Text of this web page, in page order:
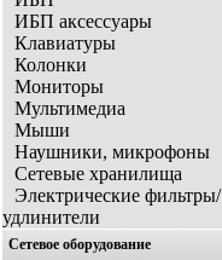
ИБП аксессуары
Клавиатуры
Колонки
Мониторы
Мультимедиа
Мыши
Наушники, микрофоны
Сетевые хранилища
Электрические фильтры/
удлинители
Сетевое оборудование